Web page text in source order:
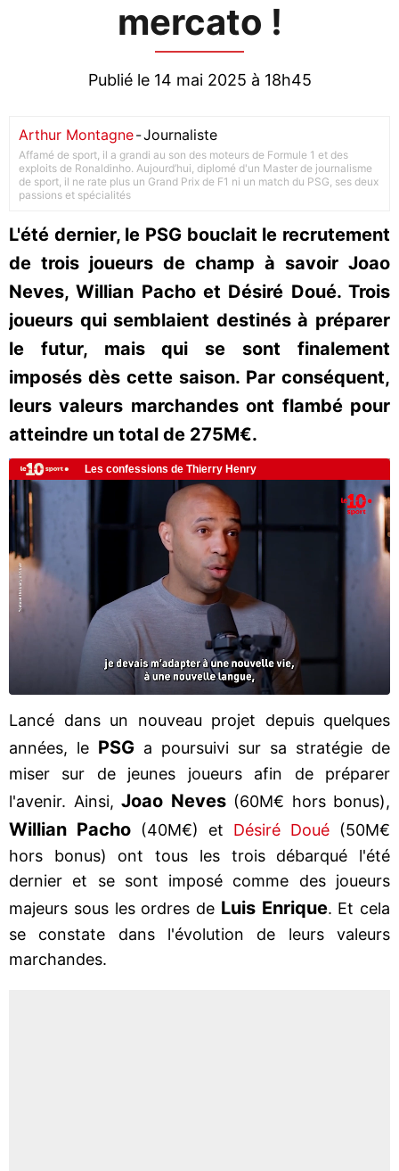
mercato !
Publié le 14 mai 2025 à 18h45
Arthur Montagne-Journaliste
Affamé de sport, il a grandi au son des moteurs de Formule 1 et des
exploits de Ronaldinho. Aujourd’hui, diplomé d'un Master de journalisme
de sport, il ne rate plus un Grand Prix de F1 ni un match du PSG, ses deux
passions et spécialités
L'été dernier, le PSG bouclait le recrutement
de trois joueurs de champ à savoir Joao
Neves, Willian Pacho et Désiré Doué. Trois
joueurs qui semblaient destinés à préparer
le futur, mais qui se sont finalement
imposés dès cette saison. Par conséquent,
leurs valeurs marchandes ont flambé pour
atteindre un total de 275M€.
Lancé dans un nouveau projet depuis quelques
années, le PSG a poursuivi sur sa stratégie de
miser sur de jeunes joueurs afin de préparer
l'avenir. Ainsi, Joao Neves(60M€ hors bonus),
Willian Pacho (40M€) et Désiré Doué (50M€
hors bonus) ont tous les trois débarqué l'été
dernier et se sont imposé comme des joueurs
majeurs sous les ordres de Luis Enrique. Et cela
se constate dans l'évolution de leurs valeurs
marchandes.